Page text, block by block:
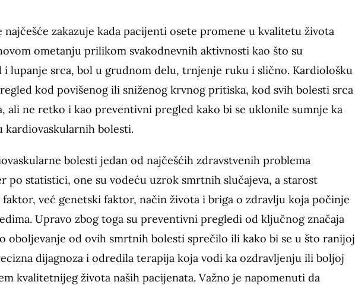
najčešće zakazuje kada pacijenti osete promene u kvalitetu života
ometanju prilikom svakodnevnih aktivnosti kao što su
i lupanje srca, bol u grudnom delu, trnjenje ruku i slično. Kardiološku
kod povišenog ili sniženog krvnog pritiska, kod svih bolesti srca
ali ne retko i kao preventivni pregled kako bi se uklonile sumnje ka
bolesti.
bolesti jedan od najčešćih zdravstvenih problema
po statistici, one su vodeću uzrok smrtnih slučajeva, a starost
već genetski faktor, način života i briga o zdravlju koja počinje
Upravo zbog toga su preventivni pregledi od ključnog značaja
oboljevanje od ovih smrtnih bolesti sprečilo ili kako bi se u što ranijoj
dijagnoza i odredila terapija koja vodi ka ozdravljenju ili boljoj
kvalitetnijeg života naših pacijenata. Važno je napomenuti da